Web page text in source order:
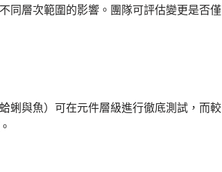
同層次範圍的影響。團隊可評估變更是否僅
蜊與魚）可在元件層級進行徹底測試，而較